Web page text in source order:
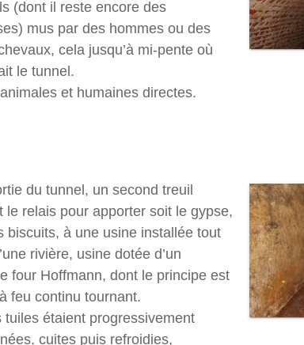
(dont il reste encore des
mus par des hommes ou des
cela jusqu’à mi-pente où
le tunnel.
et humaines directes.
du tunnel, un second treuil
le relais pour apporter soit le gypse,
biscuits, à une usine installée tout
rivière, usine dotée d’un
four Hoffmann, dont le principe est
feu continu tournant.
tuiles étaient progressivement
cuites puis refroidies,